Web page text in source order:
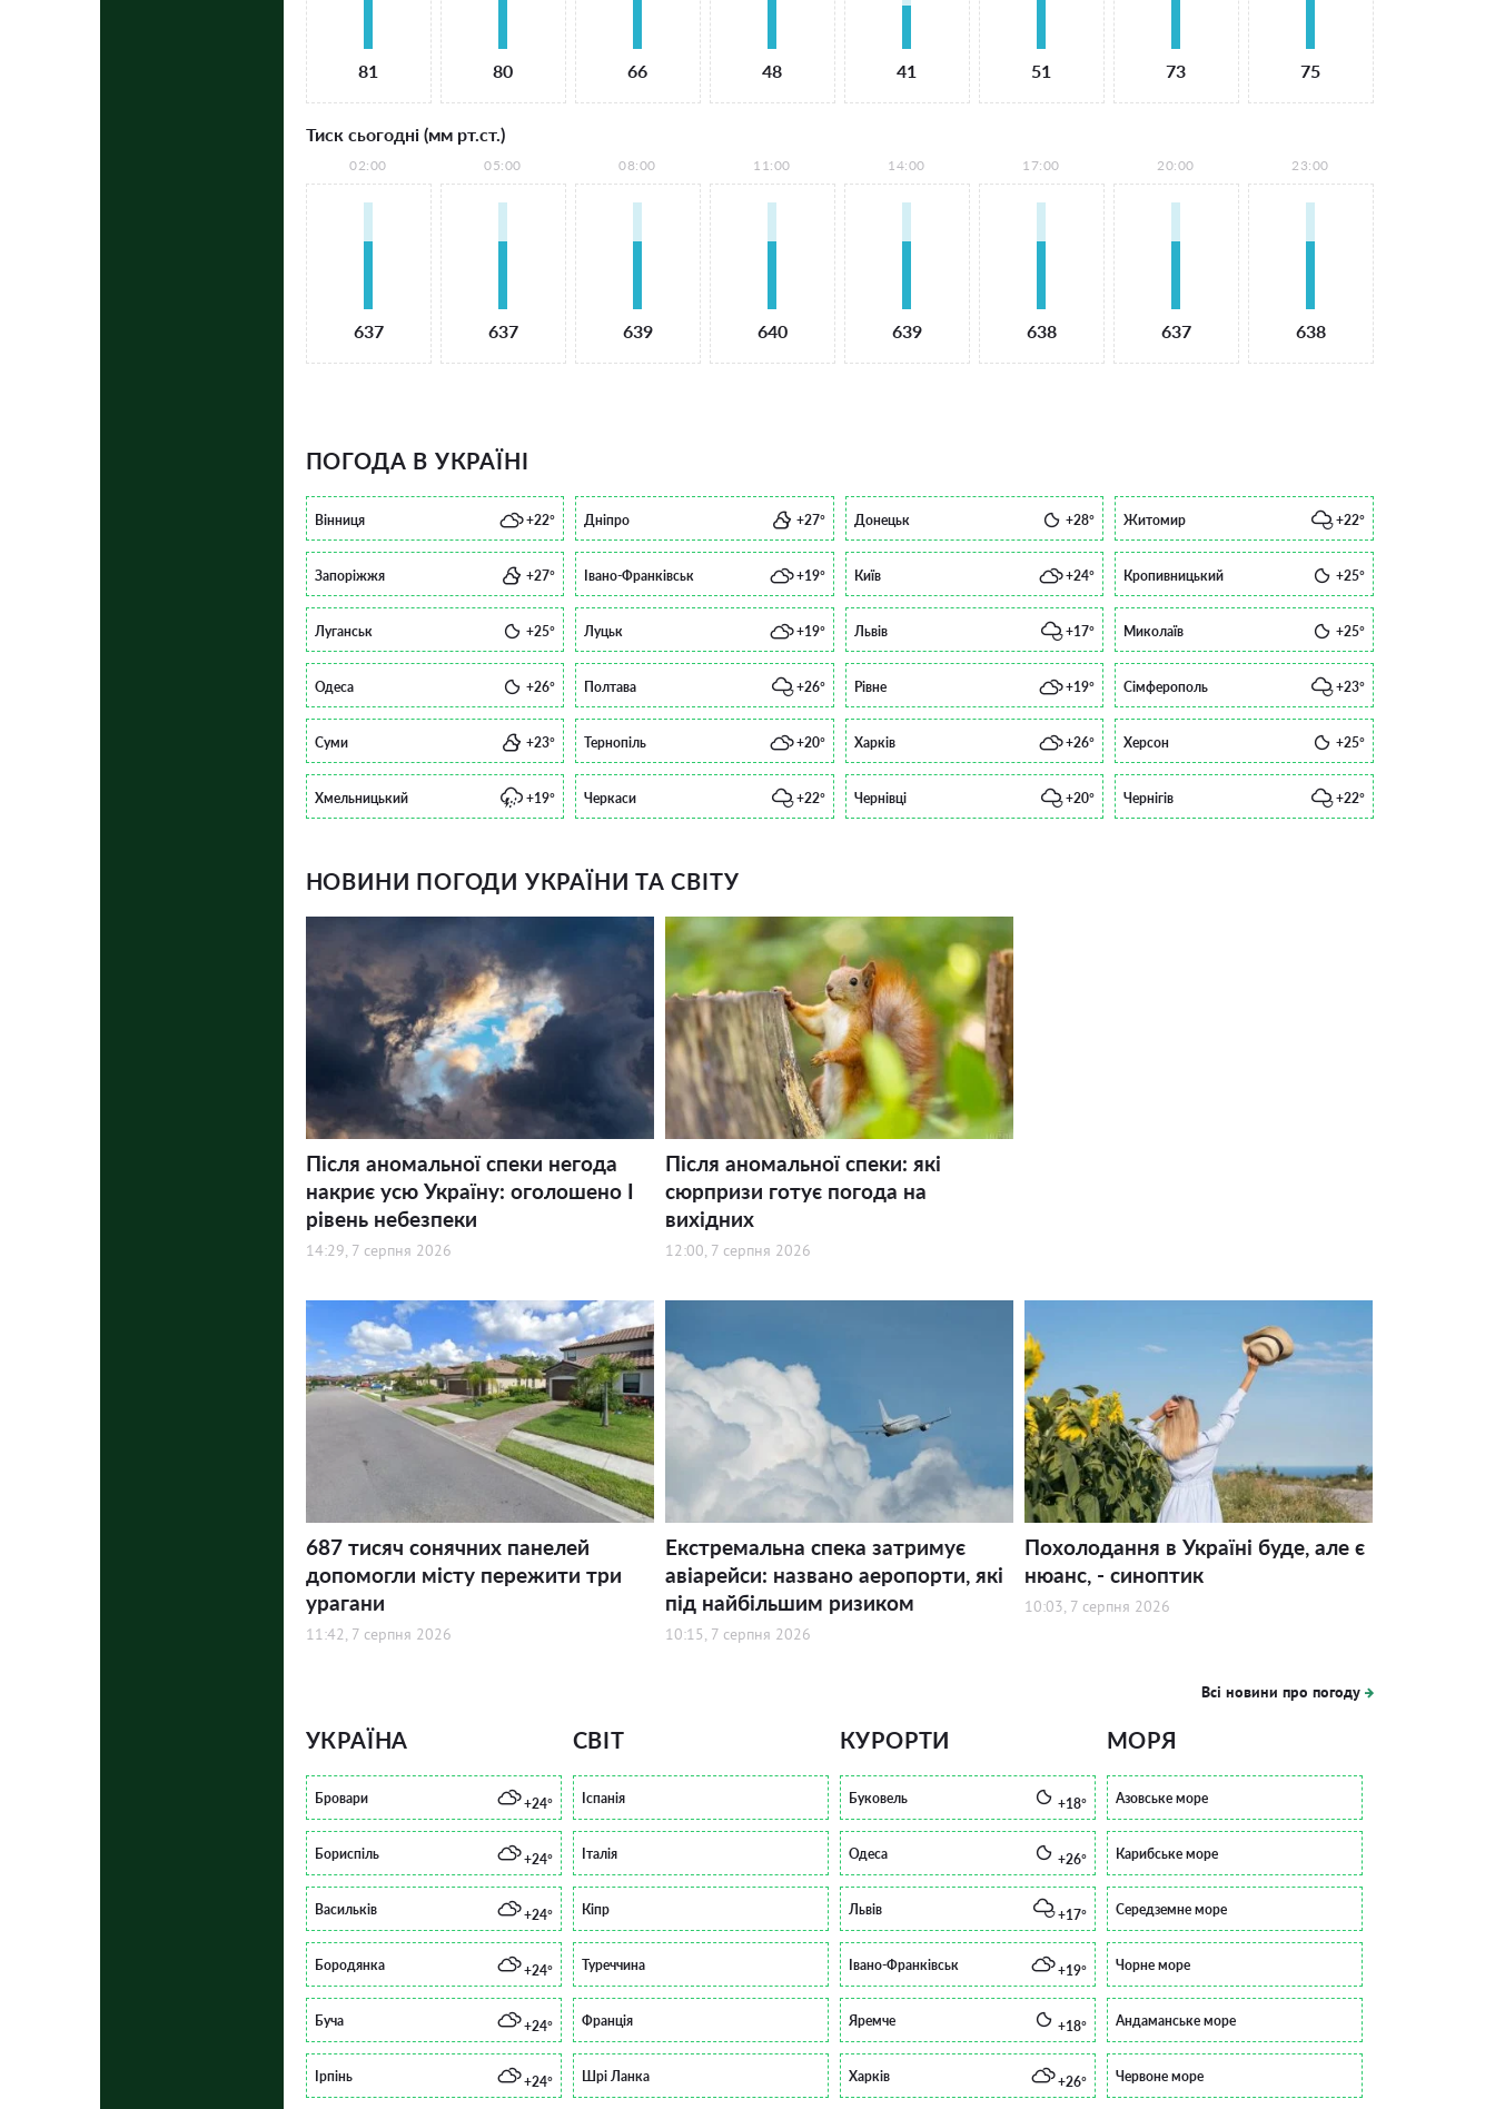
81 80 66 48 41 51 73 75
Тиск сьогодні (мм рт.ст.)
02:00
637
05:00
637
08:00
639
11:00
640
14:00
639
17:00
638
20:00
637
23:00
638
ПОГОДА В УКРАЇНІ
Вінниця +22° Дніпро +27° Донецьк +28° Житомир +22°
Запоріжжя +27° Івано-Франківськ +19° Київ +24° Кропивницький +25°
Луганськ +25° Луцьк +19° Львів +17° Миколаїв +25°
Одеса +26° Полтава +26° Рівне +19° Сімферополь +23°
Суми +23° Тернопіль +20° Харків +26° Херсон +25°
Хмельницький +19° Черкаси +22° Чернівці +20° Чернігів +22°
НОВИНИ ПОГОДИ УКРАЇНИ ТА СВІТУ
Після аномальної спеки негода
накриє усю Україну: оголошено І
рівень небезпеки
14:29, 7 серпня 2026
Після аномальної спеки: які
сюрпризи готує погода на
вихідних
12:00, 7 серпня 2026
687 тисяч сонячних панелей
допомогли місту пережити три
урагани
11:42, 7 серпня 2026
Екстремальна спека затримує
авіарейси: названо аеропорти, які
під найбільшим ризиком
10:15, 7 серпня 2026
Похолодання в Україні буде, але є
нюанс, - синоптик
10:03, 7 серпня 2026
Всі новини про погоду
УКРАЇНА
Бровари +24°
Бориспіль +24°
Васильків +24°
Бородянка +24°
Буча +24°
Ірпінь +24°
СВІТ
Іспанія
Італія
Кіпр
Туреччина
Франція
Шрі Ланка
КУРОРТИ
Буковель +18°
Одеса +26°
Львів +17°
Івано-Франківськ +19°
Яремче +18°
Харків +26°
МОРЯ
Азовське море
Карибське море
Середземне море
Чорне море
Андаманське море
Червоне море